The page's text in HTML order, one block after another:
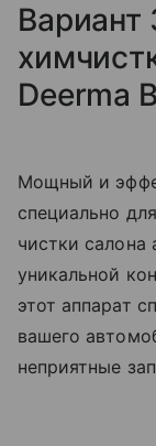
Deerma
Мощный и
специально
чистки салона
уникальной
этот аппарат
вашего
неприятные